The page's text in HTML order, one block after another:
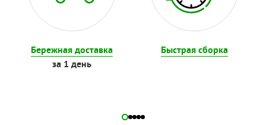
Бережная доставка
за 1 день
Быстрая сборка